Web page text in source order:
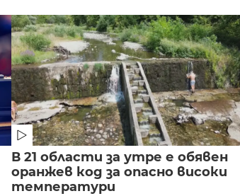
В 21 области за утре е обявен
оранжев код за опасно високи
температури